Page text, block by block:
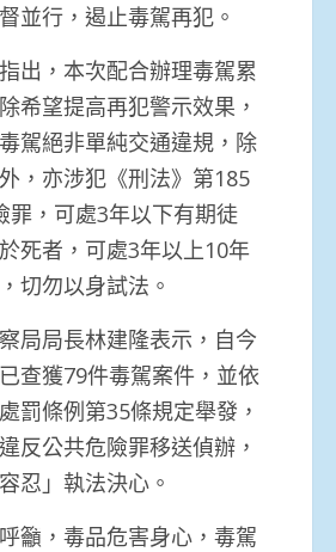
並行，遏止毒駕再犯。
出，本次配合辦理毒駕累
希望提高再犯警示效果，
駕絕非單純交通違規，除
，亦涉犯《刑法》第185
罪，可處3年以下有期徒
死者，可處3年以上10年
切勿以身試法。
局局長林建隆表示，自今
查獲79件毒駕案件，並依
罰條例第35條規定舉發，
反公共危險罪移送偵辦，
忍」執法決心。
籲，毒品危害身心，毒駕